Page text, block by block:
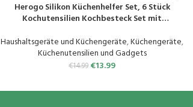
PRODUKT KAUFEN
Herogo Silikon Küchenhelfer Set, 6 Stück
Kochutensilien Kochbesteck Set mit
Silikon Küchenutensilien Wender Zange
Pfannenwender Set – Schwarz
Haushaltsgeräte und Küchengeräte,Küchengeräte,
Küchenutensilien und Gadgets
€14.99 €13.99